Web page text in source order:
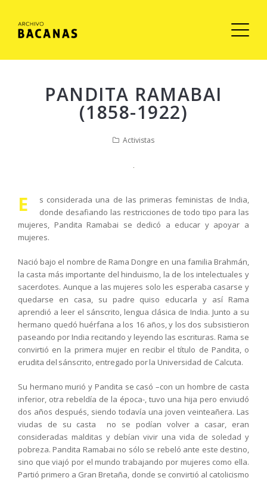
PANDITA RAMABAI
(1858-1922)
Activistas
E
s considerada una de las primeras feministas de India,
donde desafiando las restricciones de todo tipo para las
mujeres, Pandita Ramabai se dedicó a educar y apoyar a
mujeres.
Nació bajo el nombre de Rama Dongre en una familia Brahmán,
la casta más importante del hinduismo, la de los intelectuales y
sacerdotes. Aunque a las mujeres solo les esperaba casarse y
quedarse en casa, su padre quiso educarla y así Rama
aprendió a leer el sánscrito, lengua clásica de India. Junto a su
hermano quedó huérfana a los 16 años, y los dos subsistieron
paseando por India recitando y leyendo las escrituras. Rama se
convirtió en la primera mujer en recibir el título de Pandita, o
erudita del sánscrito, entregado por la Universidad de Calcuta.
Su hermano murió y Pandita se casó –con un hombre de casta
inferior, otra rebeldía de la época-, tuvo una hija pero enviudó
dos años después, siendo todavía una joven veinteañera. Las
viudas de su casta no se podían volver a casar, eran
consideradas malditas y debían vivir una vida de soledad y
pobreza. Pandita Ramabai no sólo se rebeló ante este destino,
sino que viajó por el mundo trabajando por mujeres como ella.
Partió primero a Gran Bretaña, donde se convirtió al catolicismo